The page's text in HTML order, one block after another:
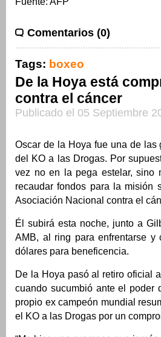
Comentarios (0)
Tags: boxeo
De la Hoya está
contra el cáncer
Publicado el 05 Septiembre
Oscar de la Hoya fue una de
del KO a las Drogas. Por
vez no en la pega estelar, sino
recaudar fondos para la misión
Asociación Nacional contra el
Él subirá esta noche, junto a
AMB, al ring para enfrentarse
dólares para beneficencia.
De la Hoya pasó al retiro oficial
cuando sucumbió ante el poder
propio ex campeón mundial
el KO a las Drogas por un